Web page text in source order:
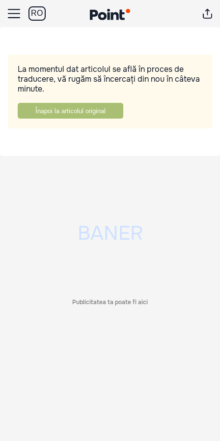
RO
La momentul dat articolul se află în proces de
traducere, vă rugăm să încercați din nou în câteva
minute.
Înapoi la articolul original
Publicitatea ta poate fi aici